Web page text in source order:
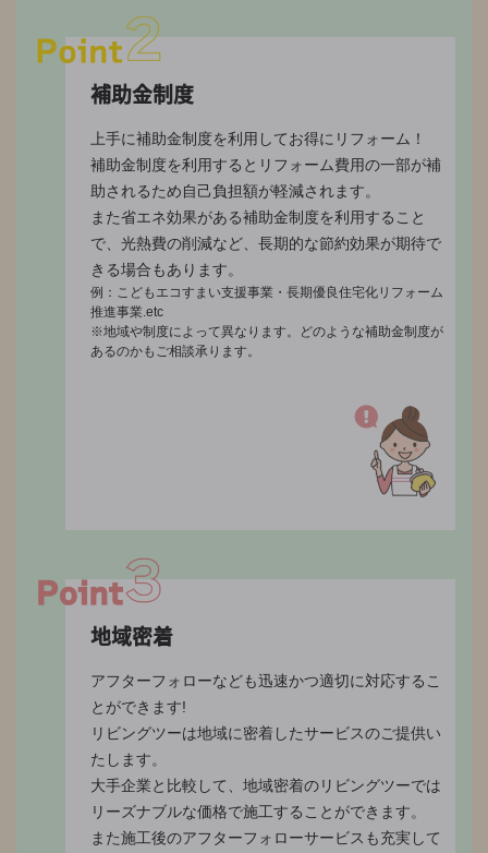
補助金制度
上手に補助金制度を利用してお得にリフォーム！
補助金制度を利用するとリフォーム費用の一部が補
助されるため自己負担額が軽減されます。
また省エネ効果がある補助金制度を利用すること
で、光熱費の削減など、長期的な節約効果が期待で
きる場合もあります。
例：こどもエコすまい支援事業・長期優良住宅化リフォーム
推進事業.etc
※地域や制度によって異なります。どのような補助金制度が
あるのかもご相談承ります。
地域密着
アフターフォローなども迅速かつ適切に対応するこ
とができます!
リビングツーは地域に密着したサービスのご提供い
たします。
大手企業と比較して、地域密着のリビングツーでは
リーズナブルな価格で施工することができます。
また施工後のアフターフォローサービスも充実して